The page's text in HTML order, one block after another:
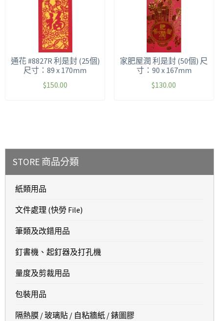
通花 #8827R 利是封 (25個)
尺寸：89 x 170mm
$150.00
家肥屋潤 利是封 (50個) 尺
寸：90 x 167mm
$130.00
STORE 商品分類
紙類用品
文件處理 (快勞 File)
筆類及改錯用品
釘書機、起釘器及打孔機
量度及剪裁用品
包裝用品
隔熱膜 / 玻璃貼 / 自粘牆紙 / 錶圖膠